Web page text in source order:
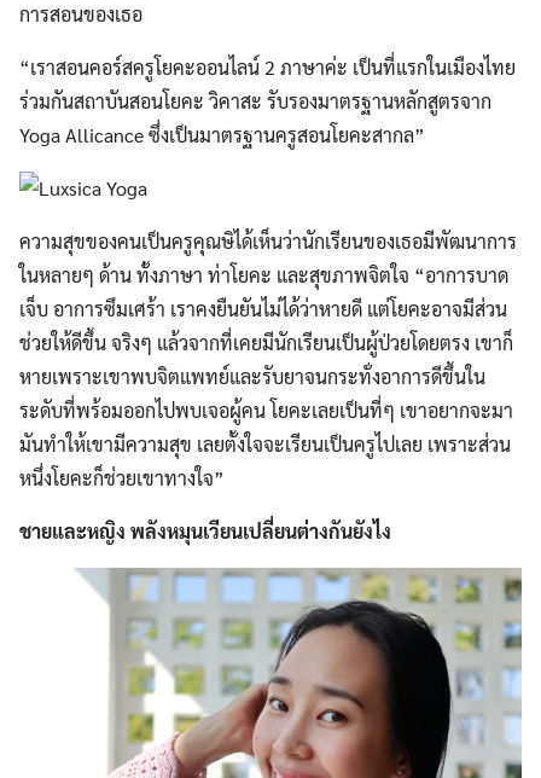
การสอนของเธอ
“เราสอนคอร์สครูโยคะออนไลน์ 2 ภาษาค่ะ เป็นที่แรกในเมืองไทย
ร่วมกันสถาบันสอนโยคะ วิคาสะ รับรองมาตรฐานหลักสูตรจาก
Yoga Allicance ซึ่งเป็นมาตรฐานครูสอนโยคะสากล”
ความสุขของคนเป็นครูคุณษิได้เห็นว่านักเรียนของเธอมีพัฒนาการ
ในหลายๆ ด้าน ทั้งภาษา ท่าโยคะ และสุขภาพจิตใจ “อาการบาด
เจ็บ อาการซึมเศร้า เราคงยืนยันไม่ได้ว่าหายดี แต่โยคะอาจมีส่วน
ช่วยให้ดีขึ้น จริงๆ แล้วจากที่เคยมีนักเรียนเป็นผู้ป่วยโดยตรง เขาก็
หายเพราะเขาพบจิตแพทย์และรับยาจนกระทั่งอาการดีขึ้นใน
ระดับที่พร้อมออกไปพบเจอผู้คน โยคะเลยเป็นที่ๆ เขาอยากจะมา
มันทำให้เขามีความสุข เลยตั้งใจจะเรียนเป็นครูไปเลย เพราะส่วน
หนึ่งโยคะก็ช่วยเขาทางใจ”
ชายและหญิง พลังหมุนเวียนเปลี่ยนต่างกันยังไง